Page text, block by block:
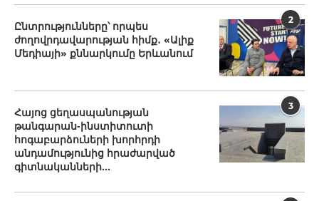
2
Ընտրությունները՝ որպես
ժողովրդավարության հիմք․ «Ալիք
Մեդիայի» քննարկումը Երևանում
3
Հայոց ցեղասպանության
թանգարան-ինստիտուտի
հոգաբարձուների խորհրդի
անդամությունից հրաժարված
գիտնականների...